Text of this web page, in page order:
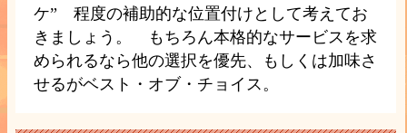
ケ” 程度の補助的な位置付けとして考えてお
きましょう。 もちろん本格的なサービスを求
められるなら他の選択を優先、もしくは加味さ
せるがベスト・オブ・チョイス。